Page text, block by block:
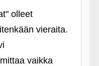
olleet
vieraita.
vaikka